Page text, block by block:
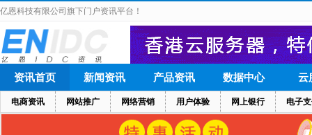
亿恩科技有限公司旗下门户资讯平台！
资讯首页
电商资讯 网站推广 网络营销 用户体验 网上银行 电子
新闻资讯 产品资讯 数据中心 云